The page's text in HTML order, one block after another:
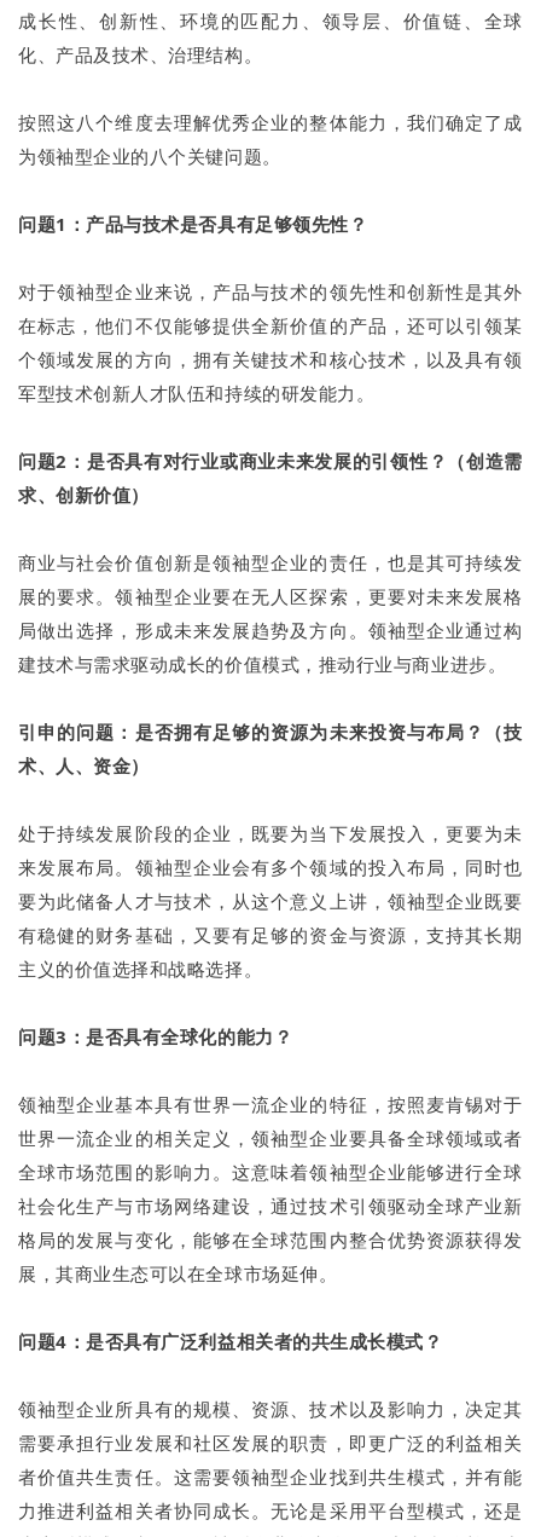
成长性、创新性、环境的匹配力、领导层、价值链、全球
化、产品及技术、治理结构。
按照这八个维度去理解优秀企业的整体能力，我们确定了成
为领袖型企业的八个关键问题。
问题1：产品与技术是否具有足够领先性？
对于领袖型企业来说，产品与技术的领先性和创新性是其外
在标志，他们不仅能够提供全新价值的产品，还可以引领某
个领域发展的方向，拥有关键技术和核心技术，以及具有领
军型技术创新人才队伍和持续的研发能力。
问题2：是否具有对行业或商业未来发展的引领性？（创造需
求、创新价值）
商业与社会价值创新是领袖型企业的责任，也是其可持续发
展的要求。领袖型企业要在无人区探索，更要对未来发展格
局做出选择，形成未来发展趋势及方向。领袖型企业通过构
建技术与需求驱动成长的价值模式，推动行业与商业进步。
引申的问题：是否拥有足够的资源为未来投资与布局？（技
术、人、资金）
处于持续发展阶段的企业，既要为当下发展投入，更要为未
来发展布局。领袖型企业会有多个领域的投入布局，同时也
要为此储备人才与技术，从这个意义上讲，领袖型企业既要
有稳健的财务基础，又要有足够的资金与资源，支持其长期
主义的价值选择和战略选择。
问题3：是否具有全球化的能力？
领袖型企业基本具有世界一流企业的特征，按照麦肯锡对于
世界一流企业的相关定义，领袖型企业要具备全球领域或者
全球市场范围的影响力。这意味着领袖型企业能够进行全球
社会化生产与市场网络建设，通过技术引领驱动全球产业新
格局的发展与变化，能够在全球范围内整合优势资源获得发
展，其商业生态可以在全球市场延伸。
问题4：是否具有广泛利益相关者的共生成长模式？
领袖型企业所具有的规模、资源、技术以及影响力，决定其
需要承担行业发展和社区发展的职责，即更广泛的利益相关
者价值共生责任。这需要领袖型企业找到共生模式，并有能
力推进利益相关者协同成长。无论是采用平台型模式，还是